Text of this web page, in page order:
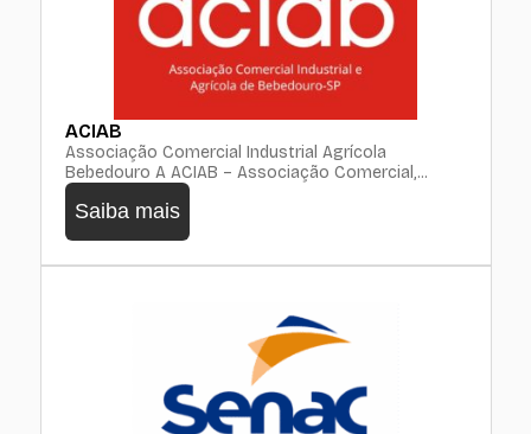
ACIAB
Associação Comercial Industrial Agrícola
Bebedouro A ACIAB – Associação Comercial,...
Saiba mais